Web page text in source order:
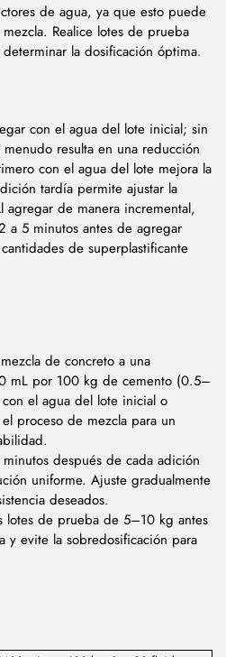
de agua, ya que esto puede
Realice lotes de prueba
la dosificación óptima.
con el agua del lote inicial; sin
resulta en una reducción
con el agua del lote mejora la
tardía permite ajustar la
agregar de manera incremental,
a 5 minutos antes de agregar
de superplastificante
de concreto a una
mL por 100 kg de cemento (0.5–
el agua del lote inicial o
proceso de mezcla para un
después de cada adición
uniforme. Ajuste gradualmente
deseados.
lotes de prueba de 5–10 kg antes
y evite la sobredosificación para